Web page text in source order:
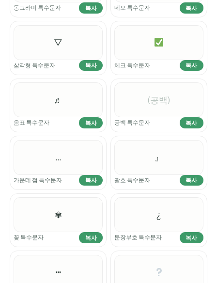
동그라미 특수문자 복사 네모 특수문자 복사
▽
삼각형 특수문자 복사 체크 특수문자 복사
♬
음표 특수문자 복사
(공백)
공백 특수문자 복사
…
가운데 점 특수문자 복사
』
괄호 특수문자 복사
✾
꽃 특수문자 복사
¿
문장부호 특수문자 복사
┅